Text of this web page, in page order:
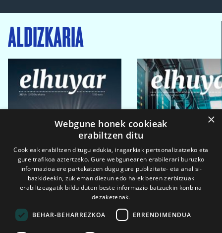
ALDIZKARIA
×
Webgune honek cookieak
erabiltzen ditu
Cookieak erabiltzen ditugu edukia, iragarkiak pertsonalizatzeko eta
gure trafikoa aztertzeko. Gure webgunearen erabilerari buruzko
informazioa ere partekatzen dugu gure publizitate- eta analisi-
bazkideekin, zuk eman diezun edo haiek beren zerbitzuak
erabiltzeagatik bildu duten beste informazio batzuekin konbina
dezaketenak.
BEHAR-BEHARREZKOA ERRENDIMENDUA